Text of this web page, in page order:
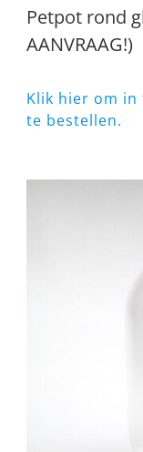
Petpot rond
AANVRAAG!)
Klik hier om in
te bestellen.